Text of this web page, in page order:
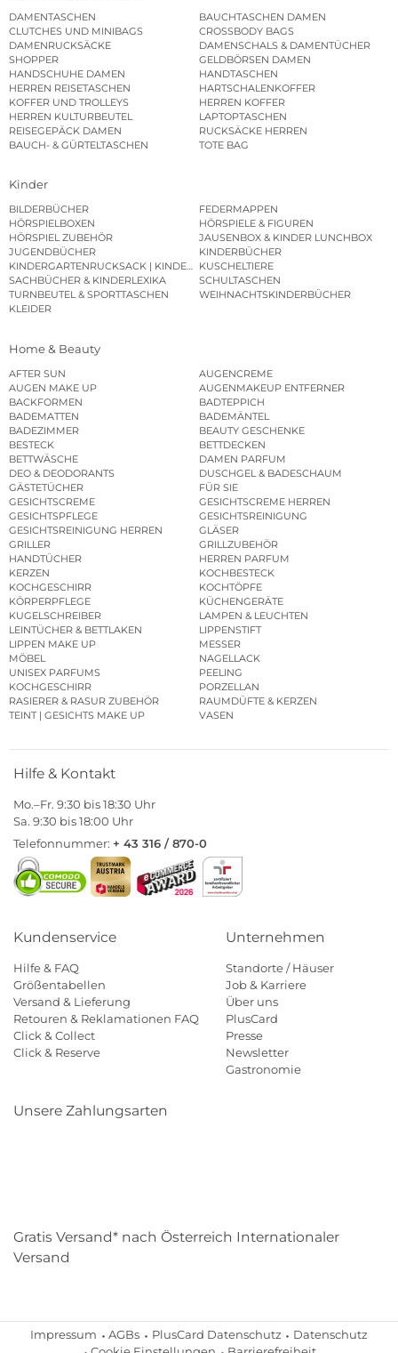
DAMENTASCHEN
BAUCHTASCHEN DAMEN
CLUTCHES UND MINIBAGS
CROSSBODY BAGS
DAMENRUCKSÄCKE
DAMENSCHALS & DAMENTÜCHER
SHOPPER
GELDBÖRSEN DAMEN
HANDSCHUHE DAMEN
HANDTASCHEN
HERREN REISETASCHEN
HARTSCHALENKOFFER
KOFFER UND TROLLEYS
HERREN KOFFER
HERREN KULTURBEUTEL
LAPTOPTASCHEN
REISEGEPÄCK DAMEN
RUCKSÄCKE HERREN
BAUCH- & GÜRTELTASCHEN
TOTE BAG
Kinder
BILDERBÜCHER
FEDERMAPPEN
HÖRSPIELBOXEN
HÖRSPIELE & FIGUREN
HÖRSPIEL ZUBEHÖR
JAUSENBOX & KINDER LUNCHBOX
JUGENDBÜCHER
KINDERBÜCHER
KINDERGARTENRUCKSACK | KINDERGARTENBEUTEL
KUSCHELTIERE
SACHBÜCHER & KINDERLEXIKA
SCHULTASCHEN
TURNBEUTEL & SPORTTASCHEN
WEIHNACHTSKINDERBÜCHER
KLEIDER
Home & Beauty
AFTER SUN
AUGENCREME
AUGEN MAKE UP
AUGENMAKEUP ENTFERNER
BACKFORMEN
BADTEPPICH
BADEMATTEN
BADEMÄNTEL
BADEZIMMER
BEAUTY GESCHENKE
BESTECK
BETTDECKEN
BETTWÄSCHE
DAMEN PARFUM
DEO & DEODORANTS
DUSCHGEL & BADESCHAUM
GÄSTETÜCHER
FÜR SIE
GESICHTSCREME
GESICHTSCREME HERREN
GESICHTSPFLEGE
GESICHTSREINIGUNG
GESICHTSREINIGUNG HERREN
GLÄSER
GRILLER
GRILLZUBEHÖR
HANDTÜCHER
HERREN PARFUM
KERZEN
KOCHBESTECK
KOCHGESCHIRR
KOCHTÖPFE
KÖRPERPFLEGE
KÜCHENGERÄTE
KUGELSCHREIBER
LAMPEN & LEUCHTEN
LEINTÜCHER & BETTLAKEN
LIPPENSTIFT
LIPPEN MAKE UP
MESSER
MÖBEL
NAGELLACK
UNISEX PARFUMS
PEELING
KOCHGESCHIRR
PORZELLAN
RASIERER & RASUR ZUBEHÖR
RAUMDÜFTE & KERZEN
TEINT | GESICHTS MAKE UP
VASEN
Hilfe & Kontakt
Mo.–Fr. 9:30 bis 18:30 Uhr
Sa. 9:30 bis 18:00 Uhr
Telefonnummer: + 43 316 / 870-0
Kundenservice
Hilfe & FAQ
Größentabellen
Versand & Lieferung
Retouren & Reklamationen FAQ
Click & Collect
Click & Reserve
Unternehmen
Standorte / Häuser
Job & Karriere
Über uns
PlusCard
Presse
Newsletter
Gastronomie
Unsere Zahlungsarten
Gratis Versand* nach Österreich Internationaler
Versand
Impressum AGBs PlusCard Datenschutz
Datenschutz